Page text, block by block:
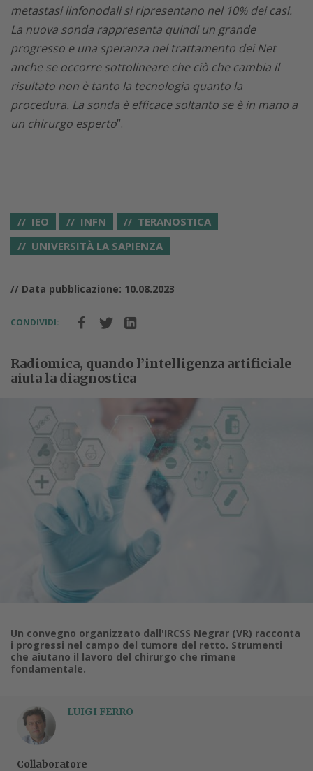
metastasi linfonodali si ripresentano nel 10% dei casi.
La nuova sonda rappresenta quindi un grande
progresso e una speranza nel trattamento dei Net
anche se occorre sottolineare che ciò che cambia il
risultato non è tanto la tecnologia quanto la
procedura. La sonda è efficace soltanto se è in mano a
un chirurgo esperto”.
IEO INFN
TERANOSTICA
UNIVERSITÀ LA SAPIENZA
// Data pubblicazione: 10.08.2023
CONDIVIDI:
Radiomica, quando l’intelligenza artificiale
aiuta la diagnostica
Un convegno organizzato dall'IRCSS Negrar (VR) racconta
i progressi nel campo del tumore del retto. Strumenti
che aiutano il lavoro del chirurgo che rimane
fondamentale.
LUIGI FERRO
Collaboratore